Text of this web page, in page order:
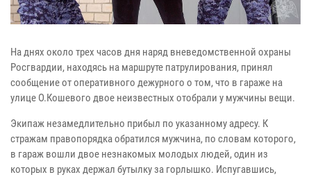
На днях около трех часов дня наряд вневедомственной охраны
Росгвардии, находясь на маршруте патрулирования, принял
сообщение от оперативного дежурного о том, что в гараже на
улице О.Кошевого двое неизвестных отобрали у мужчины вещи.
Экипаж незамедлительно прибыл по указанному адресу. К
стражам правопорядка обратился мужчина, по словам которого,
в гараж вошли двое незнакомых молодых людей, один из
которых в руках держал бутылку за горлышко. Испугавшись,